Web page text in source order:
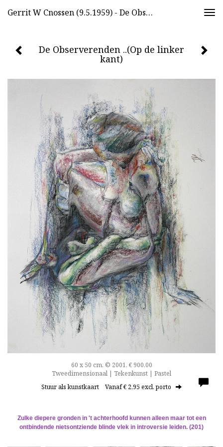
Gerrit W Cnossen (9.5.1959) - De Observerenden ..(Op De Linker Kant)
De Observerenden ..(Op de linker
kant)
60 x 50 cm, © 2001, € 900,00
Tweedimensionaal | Tekenkunst | Pastel
Stuur als kunstkaart Vanaf € 2,95 excl. porto
Zulke diepere gronden in 't achterhoofd kunnen alleen maar tot een
ontbindende nietsontziende blinde vlek in introversie leiden. (201)